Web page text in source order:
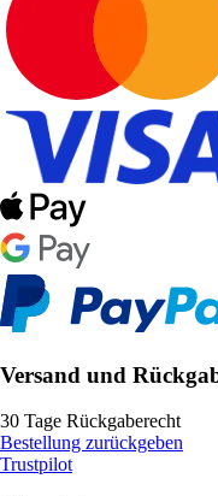
Versand und
30 Tage Rückgaberecht
Bestellung zurückgeben
Trustpilot